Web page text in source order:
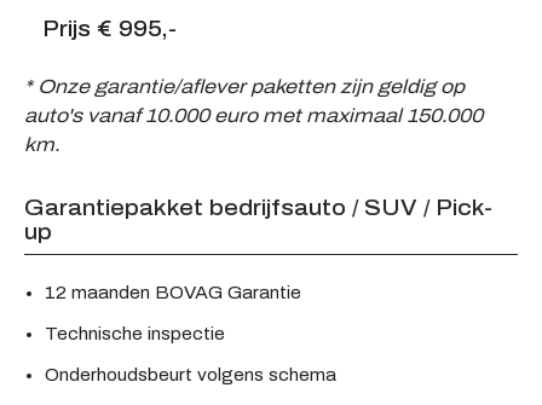
Prijs € 995,-
* Onze garantie/aflever paketten zijn geldig op
auto's vanaf 10.000 euro met maximaal 150.000
km.
Garantiepakket bedrijfsauto / SUV / Pick-
up
12 maanden BOVAG Garantie
Technische inspectie
Onderhoudsbeurt volgens schema